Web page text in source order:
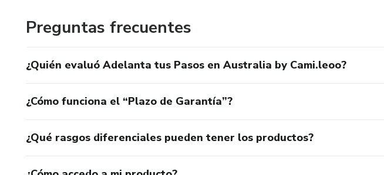
Preguntas frecuentes
¿Quién evaluó Adelanta tus Pasos en Australia by Cami.leoo?
¿Cómo funciona el “Plazo de Garantía”?
¿Qué rasgos diferenciales pueden tener los productos?